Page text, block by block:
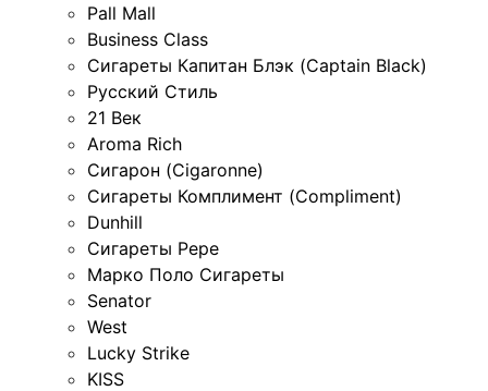
Pall Mall
Business Class
Сигареты Капитан Блэк (Captain Black)
Русский Стиль
21 Век
Aroma Rich
Сигарон (Cigaronne)
Сигареты Комплимент (Compliment)
Dunhill
Сигареты Pepe
Марко Поло Сигареты
Senator
West
Lucky Strike
KISS